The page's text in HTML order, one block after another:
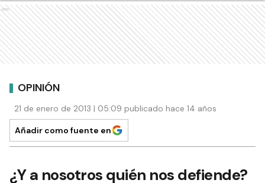
Ads
OPINIÓN
21 de enero de 2013 | 05:09 publicado hace 14 años
Añadir como fuente en
¿Y a nosotros quién nos defiende?